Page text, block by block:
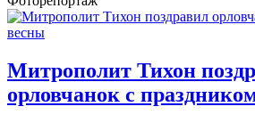
Митрополит Тихон
орловчанок с